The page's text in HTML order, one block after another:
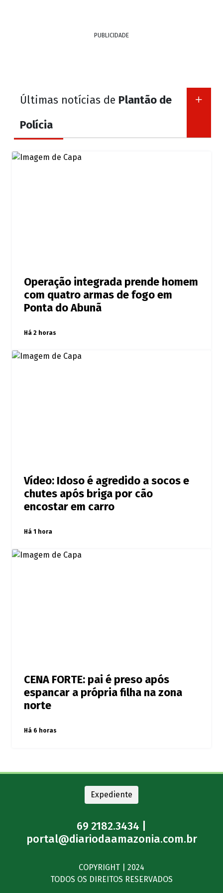
PUBLICIDADE
Últimas notícias de Plantão de
Polícia
Operação integrada prende homem
com quatro armas de fogo em
Ponta do Abunã
Há 2 horas
Vídeo: Idoso é agredido a socos e
chutes após briga por cão
encostar em carro
Há 1 hora
CENA FORTE: pai é preso após
espancar a própria filha na zona
norte
Há 6 horas
Expediente
69 2182.3434 |
portal@diariodaamazonia.com.br
COPYRIGHT | 2024
TODOS OS DIREITOS RESERVADOS